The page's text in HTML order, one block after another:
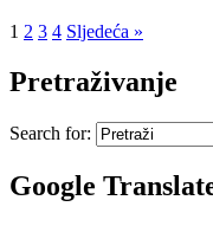
1 2 3 4 Sljedeća »
Pretraživanje
Search for:
Google